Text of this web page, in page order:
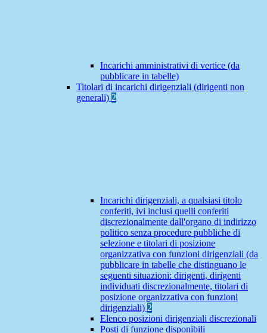
Incarichi amministrativi di vertice (da
pubblicare in tabelle)
Titolari di incarichi dirigenziali (dirigenti non
generali) 2
Incarichi dirigenziali, a qualsiasi titolo
conferiti, ivi inclusi quelli conferiti
discrezionalmente dall'organo di indirizzo
politico senza procedure pubbliche di
selezione e titolari di posizione
organizzativa con funzioni dirigenziali (da
pubblicare in tabelle che distinguano le
seguenti situazioni: dirigenti, dirigenti
individuati discrezionalmente, titolari di
posizione organizzativa con funzioni
dirigenziali) 2
Elenco posizioni dirigenziali discrezionali
Posti di funzione disponibili